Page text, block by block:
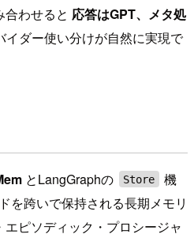
わせると 応答はGPT、メタ処
イダー使い分けが自然に実現で
とLangGraphの Store
機
を跨いで保持される長期メモリ
ピソディック・プロシージャ